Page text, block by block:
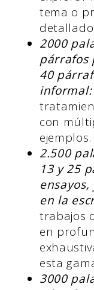
tema o
2000
párrafos
40
informal:
con
ejemplos.
2.500
13 y 25
en la
trabajos
en
esta
3000